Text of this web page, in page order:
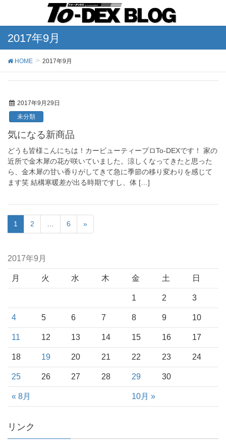
2017年9月
HOME 2017年9月
2017年9月29日
未分類
気になる新商品
どうも皆様こんにちは！カービューティープロTo-DEXです！ 家の
近所で金木犀の花が咲いていました。涼しくなってきたと思った
ら、金木犀の甘い香りがしてきて急に季節の移り変わりを感じて
ます笑 結構寒暖差が出る時期ですし、体 […]
1 2 6 »
2017年9月
月 火 水 木 金 土 日
« 8月 10月 »
1 2 3
4 5 6 7 8 9 10
11 12 13 14 15 16 17
18 19 20 21 22 23 24
25 26 27 28 29 30
リンク